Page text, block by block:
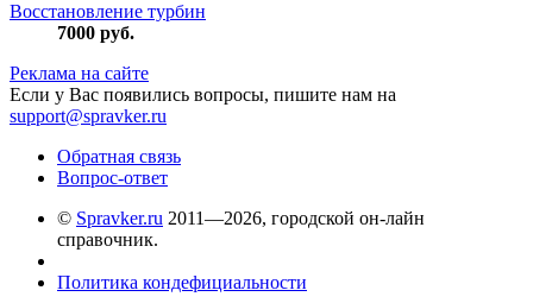
Восстановление турбин
7000 руб.
Реклама на сайте
Если у Вас появились вопросы, пишите нам на
support@spravker.ru
Обратная связь
Вопрос-ответ
© Spravker.ru 2011—2026, городской он-лайн
справочник.
Политика кондефициальности